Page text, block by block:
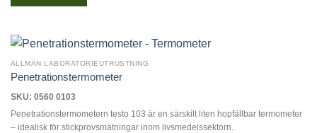
ALLMÄN LABORATORIEUTRUSTNING
Penetrationstermometer
SKU: 0560 0103
Penetrationstermometern testo 103 är en särskilt liten hopfällbar termometer
– idealisk för stickprovsmätningar inom livsmedelssektorn.